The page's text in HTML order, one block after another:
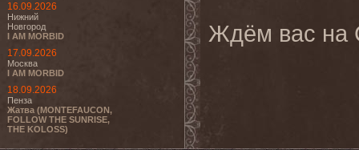
16.09.2026
Нижний
Новгород
I AM MORBID
17.09.2026
Москва
I AM MORBID
18.09.2026
Пенза
Жатва (MONTEFAUCON,
FOLLOW THE SUNRISE,
THE KOLOSS)
Ждём вас на